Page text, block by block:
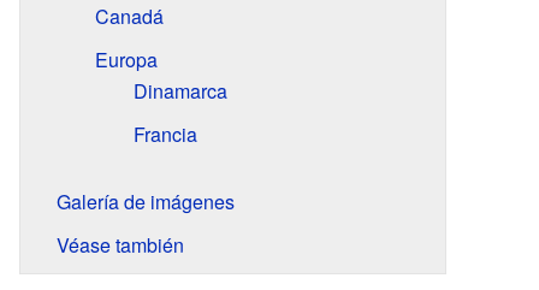
Canadá
Europa
Dinamarca
Francia
Galería de imágenes
Véase también